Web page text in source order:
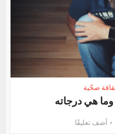
صحّية
وما هي درجاته
أضف تعليقًا